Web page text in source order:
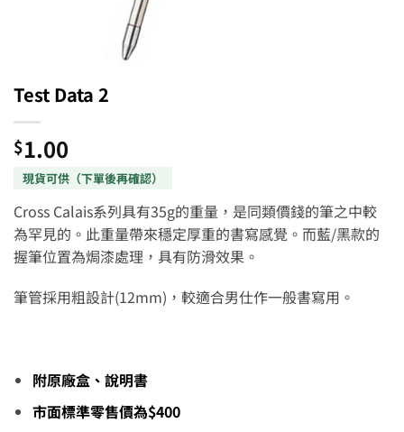
Test Data 2
$1.00
Cross Calais系列具有35g的重量，是同類價錢的筆之中較
為罕見的。此重量帶來穩定厚重的書寫感覺。而藍/黑款的
握筆位置為焗漆處理，具有防滑效果。
筆管採用粗設計(12mm)，較適合男仕作一般書寫用。
附原廠盒、說明書
市面標準零售價為$400